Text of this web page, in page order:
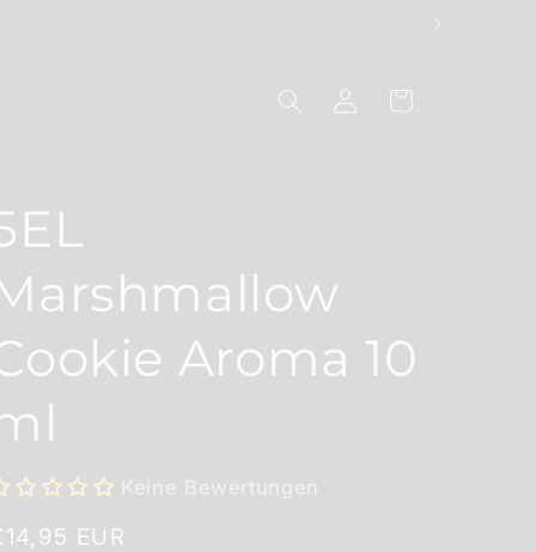
EinloggenWarenkorb
Aroma 10
Keine Bewertungen
EUR